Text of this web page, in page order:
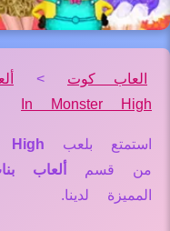
العاب كوت >
In Monster High
استمتع بلعب High
من قسم
ألعاب
المميزة لدينا.